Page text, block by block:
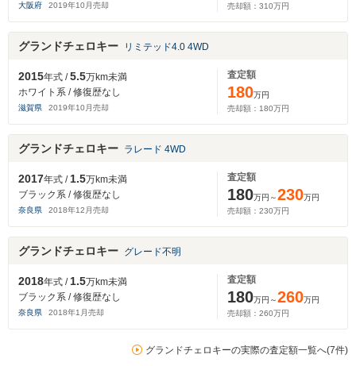
大阪府 2019年10 月売却
売却額： 310万円
グランドチェロキー リミテッド4.0 4WD
2015年式 /5.5万km未満
ホワイト系 / 修復歴なし
滋賀県 2019年10 月売却
査定額
180万円
売却額： 180万円
グランドチェロキー ラレード 4WD
2017年式 /1.5万km未満
ブラック系 / 修復歴なし
奈良県 2018年12 月売却
査定額
180万円～230万円
売却額： 230万円
グランドチェロキー グレード不明
2018年式 /1.5万km未満
ブラック系 / 修復歴なし
奈良県 2018年1 月売却
査定額
180万円～260万円
売却額： 260万円
グランドチェロキーの実際の査定額一覧へ(7件)